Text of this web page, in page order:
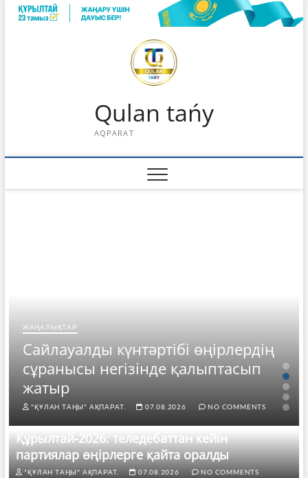
Skip
Qulan tańy
AQPARAT
ЖАҢАЛЫҚТАР
Сайлауалды күнтәртібі өңірлердің
сұранысы негізінде қалыптасып
жатыр
"ҚҰЛАН ТАҢЫ" АҚПАРАТ. 07.08.2026 NO COMMENTS
Құрылтай-2026: теледебаттан кейін
партиялар өңірлерге қайта оралды
"ҚҰЛАН ТАҢЫ" АҚПАРАТ. 07.08.2026 NO COMMENTS